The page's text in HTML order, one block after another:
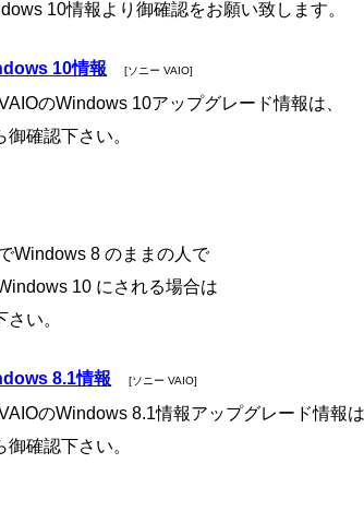
10情報より御確認をお願い致します。
10情報 [ソニー VAIO]
のWindows 10アップグレード情報は、
認下さい。
Windows 8 のままの人で
10 にされる場合は
い。
8.1情報 [ソニー VAIO]
のWindows 8.1情報アップグレード情報
認下さい。